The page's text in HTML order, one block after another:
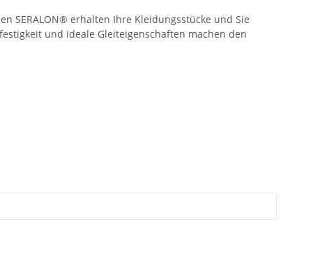
SERALON® erhalten Ihre Kleidungsstücke und Sie
und ideale Gleiteigenschaften machen den